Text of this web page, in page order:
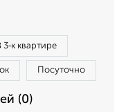
3‑к квартире
Посуточно
(0)